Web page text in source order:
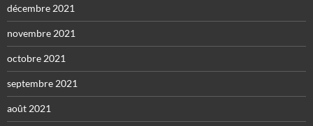
décembre 2021
novembre 2021
octobre 2021
septembre 2021
août 2021